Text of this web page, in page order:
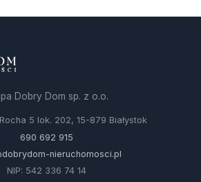
Dobry Dom sp. z o.o.
5 lok. 202, 15-879 Białystok
690 692 915
nieruchomosci.pl
NIP: 542 336 74 14